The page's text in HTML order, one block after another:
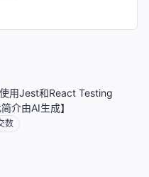
用Jest和React Testing
介由AI生成】
数